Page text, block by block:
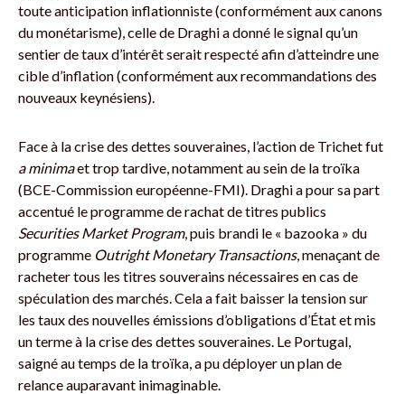
toute anticipation inflationniste (conformément aux canons
du monétarisme), celle de Draghi a donné le signal qu’un
sentier de taux d’intérêt serait respecté afin d’atteindre une
cible d’inflation (conformément aux recommandations des
nouveaux keynésiens).
Face à la crise des dettes souveraines, l’action de Trichet fut
a minimaet trop tardive, notamment au sein de la troïka
(BCE-Commission européenne-FMI). Draghi a pour sa part
accentué le programme de rachat de titres publics
Securities Market Program, puis brandi le « bazooka » du
programme Outright Monetary Transactions, menaçant de
racheter tous les titres souverains nécessaires en cas de
spéculation des marchés. Cela a fait baisser la tension sur
les taux des nouvelles émissions d’obligations d’État et mis
un terme à la crise des dettes souveraines. Le Portugal,
saigné au temps de la troïka, a pu déployer un plan de
relance auparavant inimaginable.